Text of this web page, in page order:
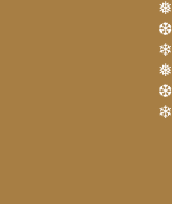
❅
❆
❄
❅
❆
❄